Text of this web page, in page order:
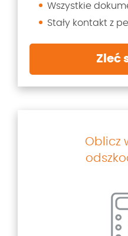
Wszystkie
Stały kontakt z
Zleć
Oblicz